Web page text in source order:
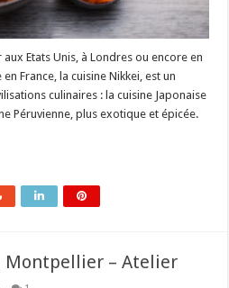
aux Etats Unis, à Londres ou encore en
France, la cuisine Nikkei, est un
culinaires : la cuisine Japonaise
Péruvienne, plus exotique et épicée.
Montpellier – Atelier